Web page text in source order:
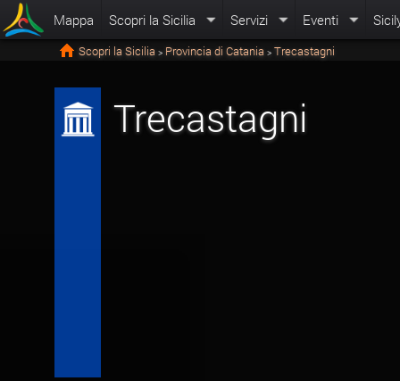
Mappa Scopri la Sicilia Servizi Eventi
Scopri la Sicilia > Provincia di Catania > Trecastagni
Trecastagni